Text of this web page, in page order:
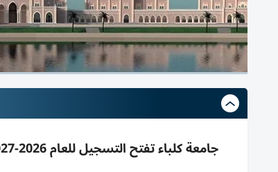
جامعة كلباء تفتح التسجيل للعام 2026-2027 من 1 إلى 30 يوليو 2026 عبر موقعها وتضم 5 كليات و9 برامج متنوعة